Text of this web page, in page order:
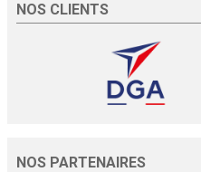
NOS CLIENTS
NOS PARTENAIRES